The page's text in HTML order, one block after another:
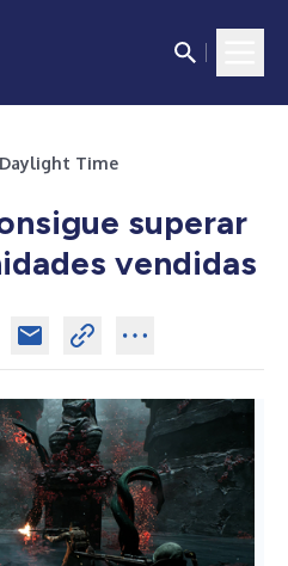
Daylight Time
superar
vendidas